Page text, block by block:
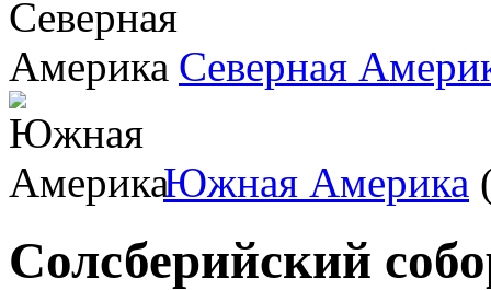
Северная
Южная Америка
Солсберийский